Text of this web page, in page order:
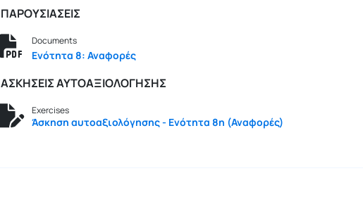
ΠΑΡΟΥΣΙΑΣΕΙΣ
Documents
Ενότητα 8: Αναφορές
ΑΣΚΗΣΕΙΣ ΑΥΤΟΑΞΙΟΛΟΓΗΣΗΣ
Exercises
Άσκηση αυτοαξιολόγησης - Ενότητα 8η (Αναφορές)